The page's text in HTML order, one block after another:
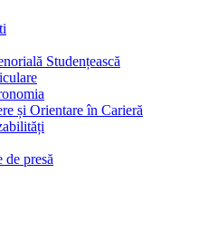
Studențească
și Orientare în Carieră
presă